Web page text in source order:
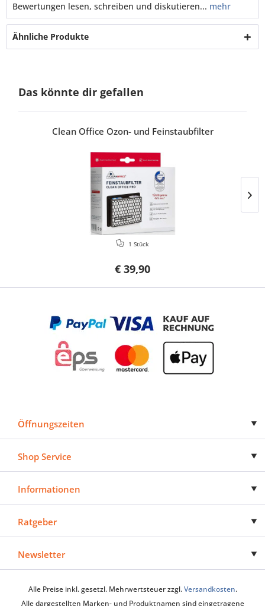
Bewertungen lesen, schreiben und diskutieren... mehr
Ähnliche Produkte
Das könnte dir gefallen
Clean Office Ozon- und Feinstaubfilter
€ 39,90
1 Stück
Öffnungszeiten
Shop Service
Informationen
Ratgeber
Newsletter
Alle Preise inkl. gesetzl. Mehrwertsteuer zzgl.Versandkosten.
Alle dargestellten Marken- und Produktnamen sind eingetragene